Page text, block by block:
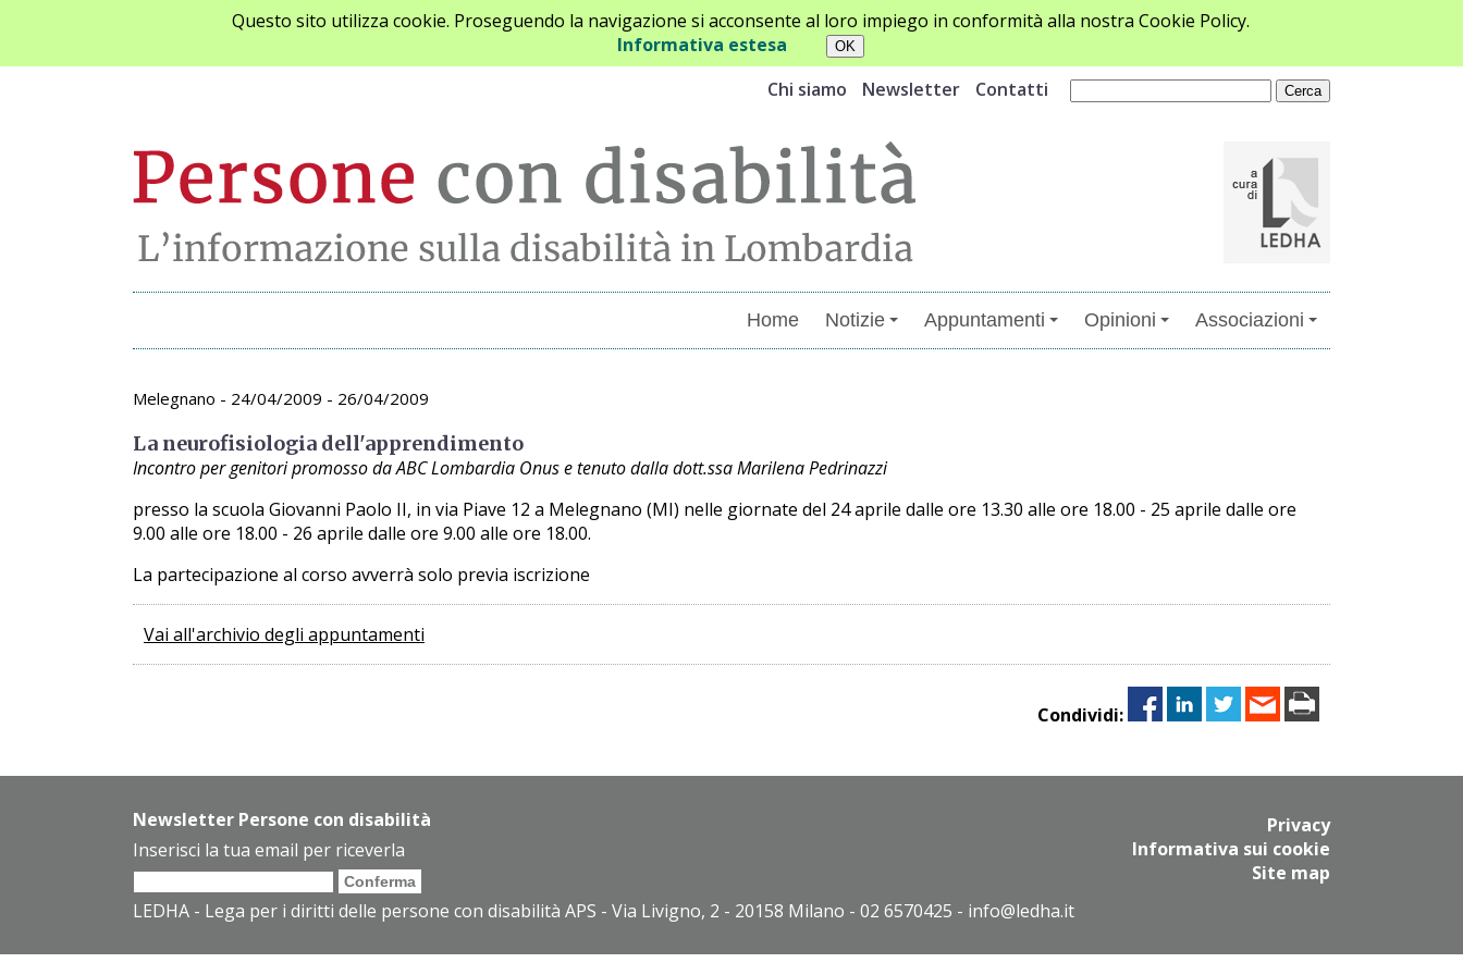
Questo sito utilizza cookie. Proseguendo la navigazione si acconsente al loro impiego in conformità alla nostra Cookie Policy.
Informativa estesa
Chi siamo
Newsletter Contatti
Home Notizie Appuntamenti Opinioni Associazioni
Archivio appuntamenti
Melegnano - 24/04/2009 - 26/04/2009
La neurofisiologia dell'apprendimento
Incontro per genitori promosso da ABC Lombardia Onus e tenuto dalla dott.ssa Marilena Pedrinazzi
presso la scuola Giovanni Paolo II, in via Piave 12 a Melegnano (MI) nelle giornate del 24 aprile dalle ore 13.30 alle ore 18.00 - 25 aprile dalle ore
9.00 alle ore 18.00 - 26 aprile dalle ore 9.00 alle ore 18.00.
La partecipazione al corso avverrà solo previa iscrizione
Vai all'archivio degli appuntamenti
Condividi:
Newsletter Persone con disabilità
Inserisci la tua email per riceverla
Privacy
Informativa sui cookie
Site map
LEDHA - Lega per i diritti delle persone con disabilità APS - Via Livigno, 2 - 20158 Milano - 02 6570425 - info@ledha.it